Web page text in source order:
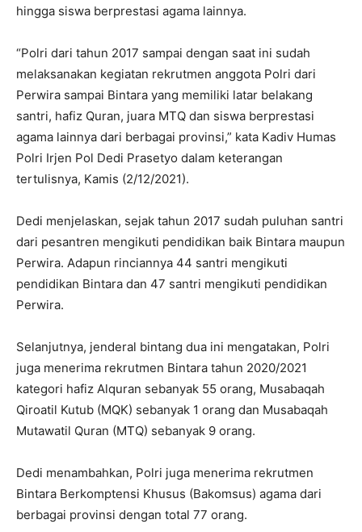
hingga siswa berprestasi agama lainnya.
“Polri dari tahun 2017 sampai dengan saat ini sudah
melaksanakan kegiatan rekrutmen anggota Polri dari
Perwira sampai Bintara yang memiliki latar belakang
santri, hafiz Quran, juara MTQ dan siswa berprestasi
agama lainnya dari berbagai provinsi,” kata Kadiv Humas
Polri Irjen Pol Dedi Prasetyo dalam keterangan
tertulisnya, Kamis (2/12/2021).
Dedi menjelaskan, sejak tahun 2017 sudah puluhan santri
dari pesantren mengikuti pendidikan baik Bintara maupun
Perwira. Adapun rinciannya 44 santri mengikuti
pendidikan Bintara dan 47 santri mengikuti pendidikan
Perwira.
Selanjutnya, jenderal bintang dua ini mengatakan, Polri
juga menerima rekrutmen Bintara tahun 2020/2021
kategori hafiz Alquran sebanyak 55 orang, Musabaqah
Qiroatil Kutub (MQK) sebanyak 1 orang dan Musabaqah
Mutawatil Quran (MTQ) sebanyak 9 orang.
Dedi menambahkan, Polri juga menerima rekrutmen
Bintara Berkomptensi Khusus (Bakomsus) agama dari
berbagai provinsi dengan total 77 orang.